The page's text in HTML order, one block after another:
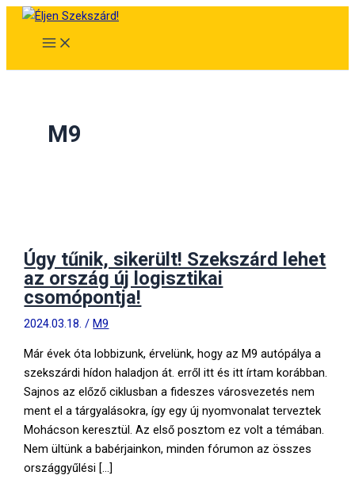
Skip
M9
Úgy tűnik, sikerült! Szekszárd lehet
az ország új logisztikai
csomópontja!
2024.03.18./ M9
Már évek óta lobbizunk, érvelünk, hogy az M9 autópálya a
szekszárdi hídon haladjon át. erről itt és itt írtam korábban.
Sajnos az előző ciklusban a fideszes városvezetés nem
ment el a tárgyalásokra, így egy új nyomvonalat terveztek
Mohácson keresztül. Az első posztom ez volt a témában.
Nem ültünk a babérjainkon, minden fórumon az összes
országgyűlési […]